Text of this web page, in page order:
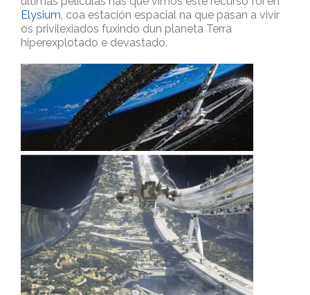
Elysium , coa estación espacial na que pasan a vivir
os privilexiados fuxindo dun planeta Terra
hiperexplotado e devastado.